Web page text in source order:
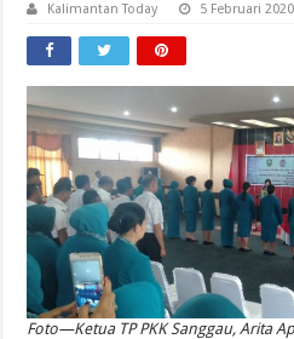
Kalimantan Today 5 Februari 2020
Foto—Ketua TP PKK Sanggau, Arita